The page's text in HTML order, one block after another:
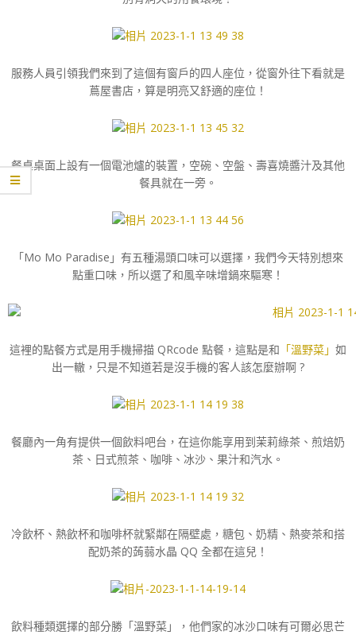
服務人員引領我們來到了這個有窗戶的四人座位，從窗外往下看就是
蔦屋書店，算是明亮又舒適的座位！
餐桌桌面上設有一個電池爐的裝置，空碗、空盤、壽喜燒醬汁及其他
餐具就在一旁。
「Mo Mo Paradise」有五種湯頭口味可以選擇，我們今天特別想來
點重口味，所以選了和風辛味增鍋來驅寒！
這裡的點餐方式是用手機掃描 QRcode 點餐，這點是和 「溫野菜」 如
出一轍，只是不知道若是沒手機的客人該怎麼辦啊 ?
餐廳內一角有提供一個飲料吧台，在這你能享用到茉莉綠茶、煎焙奶
茶、日式煎茶、咖啡、冰沙、果汁和汽水。
冷飲杯、熱飲杯和咖啡杯就緊鄰在隔壁處，糖包、奶精、熱麥茶和搭
配奶茶的蒟蒻水晶 QQ 全都在這兒！
飲料種類選擇的部分勝「溫野菜」，他們家的冰沙口味有可爾必思芒